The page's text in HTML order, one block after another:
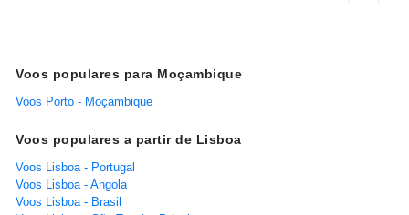
Voos populares para Moçambique
Voos Porto - Moçambique
Voos populares a partir de Lisboa
Voos Lisboa - Portugal
Voos Lisboa - Angola
Voos Lisboa - Brasil